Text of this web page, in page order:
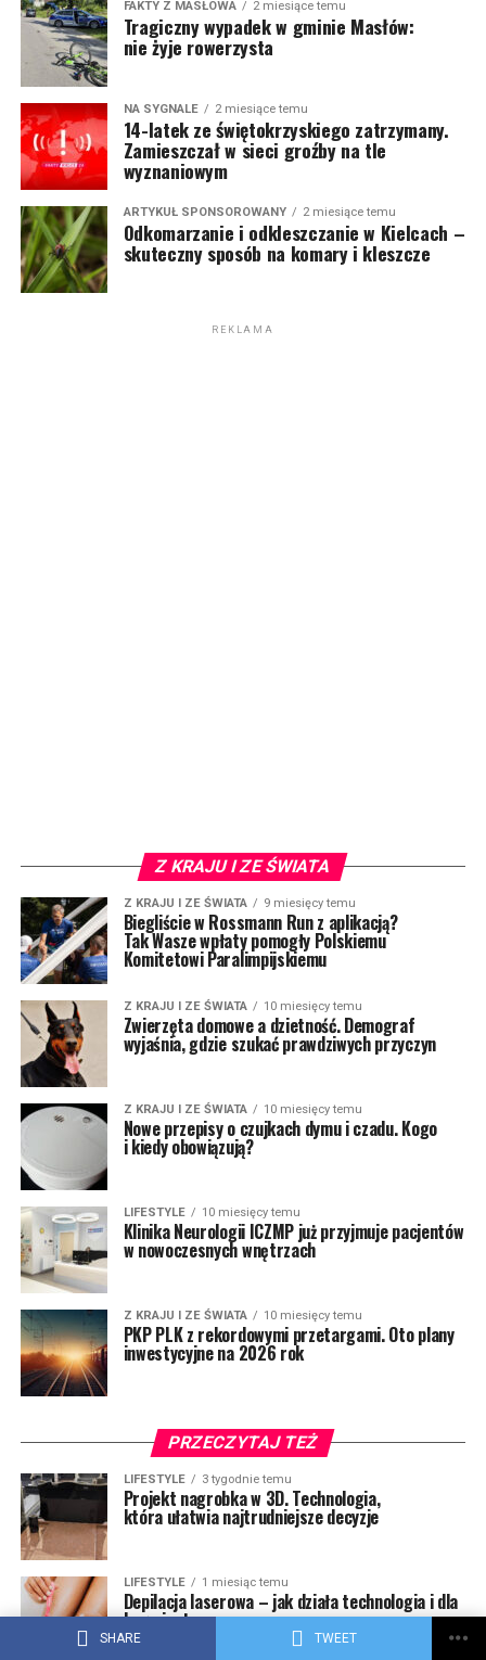
SHARE TWEET
FAKTY Z MASŁOWA 2 miesiące temu
Tragiczny wypadek w gminie Masłów:
nie żyje rowerzysta
NA SYGNALE 2 miesiące temu
14-latek ze świętokrzyskiego zatrzymany.
Zamieszczał w sieci groźby na tle
wyznaniowym
ARTYKUŁ SPONSOROWANY 2 miesiące temu
Odkomarzanie i odkleszczanie w Kielcach –
skuteczny sposób na komary i kleszcze
REKLAMA
Z KRAJU I ZE ŚWIATA
Z KRAJU I ZE ŚWIATA 9 miesięcy temu
Biegliście w Rossmann Run z aplikacją?
Tak Wasze wpłaty pomogły Polskiemu
Komitetowi Paralimpijskiemu
Z KRAJU I ZE ŚWIATA 10 miesięcy temu
Zwierzęta domowe a dzietność. Demograf
wyjaśnia, gdzie szukać prawdziwych przyczyn
Z KRAJU I ZE ŚWIATA 10 miesięcy temu
Nowe przepisy o czujkach dymu i czadu. Kogo
i kiedy obowiązują?
LIFESTYLE 10 miesięcy temu
Klinika Neurologii ICZMP już przyjmuje pacjentów
w nowoczesnych wnętrzach
Z KRAJU I ZE ŚWIATA 10 miesięcy temu
PKP PLK z rekordowymi przetargami. Oto plany
inwestycyjne na 2026 rok
PRZECZYTAJ TEŻ
LIFESTYLE 3 tygodnie temu
Projekt nagrobka w 3D. Technologia,
która ułatwia najtrudniejsze decyzje
LIFESTYLE 1 miesiąc temu
Depilacja laserowa – jak działa technologia i dla
kogo jest przeznaczona